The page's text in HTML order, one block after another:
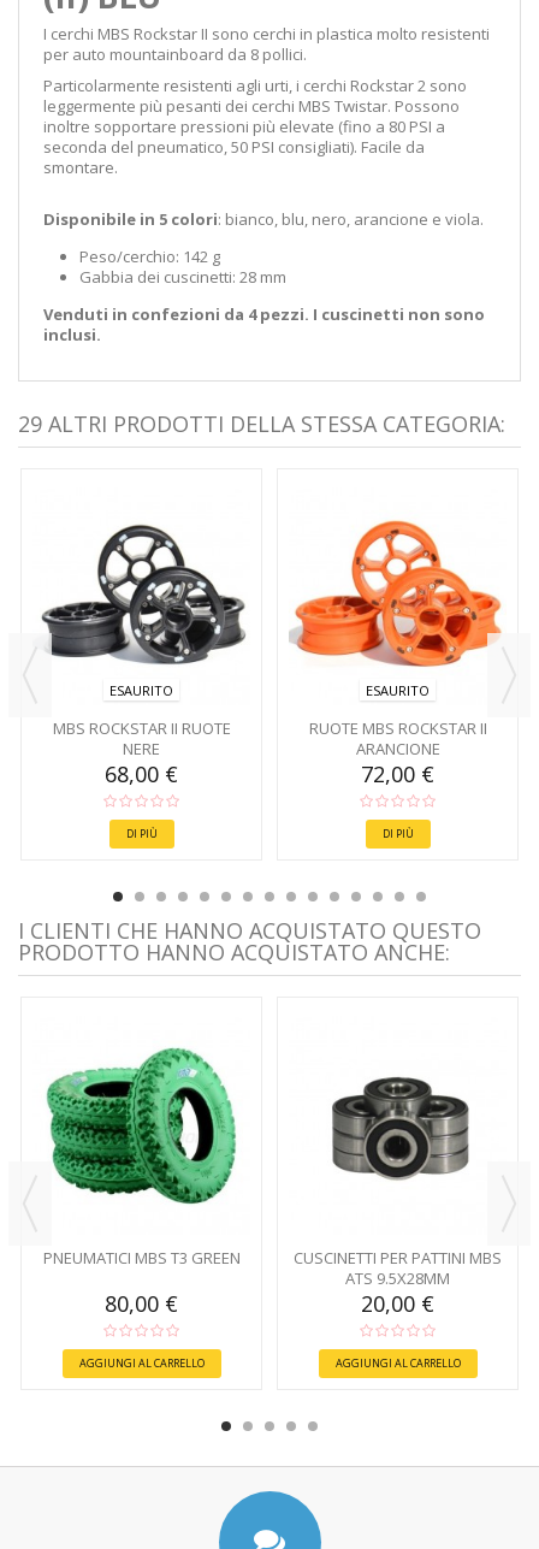
I cerchi MBS Rockstar II sono cerchi in plastica molto resistenti
per auto mountainboard da 8 pollici.
Particolarmente resistenti agli urti, i cerchi Rockstar 2 sono
leggermente più pesanti dei cerchi MBS Twistar. Possono
inoltre sopportare pressioni più elevate (fino a 80 PSI a
seconda del pneumatico, 50 PSI consigliati). Facile da
smontare.
Disponibile in 5 colori: bianco, blu, nero, arancione e viola.
Peso/cerchio: 142 g
Gabbia dei cuscinetti: 28 mm
Venduti in confezioni da 4 pezzi. I cuscinetti non sono
inclusi.
29 ALTRI PRODOTTI DELLA STESSA CATEGORIA:
ESAURITO
MBS ROCKSTAR II RUOTE
NERE
68,00 €
DI PIÙ
ESAURITO
RUOTE MBS ROCKSTAR II
ARANCIONE
72,00 €
DI PIÙ
I CLIENTI CHE HANNO ACQUISTATO QUESTO
PRODOTTO HANNO ACQUISTATO ANCHE:
PNEUMATICI MBS T3 GREEN
80,00 €
AGGIUNGI AL CARRELLO
CUSCINETTI PER PATTINI MBS
ATS 9.5X28MM
20,00 €
AGGIUNGI AL CARRELLO